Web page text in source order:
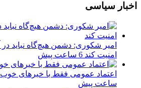
اخبار سیاسی
امیر شکوری: دشمن هیچ‌گاه نباید
امنیت کند 6 ساعت پیش
اعتماد عمومی فقط با خبرهای
ساعت پیش